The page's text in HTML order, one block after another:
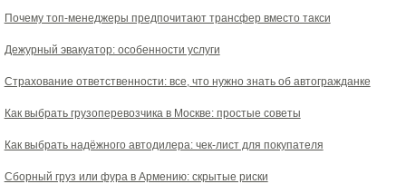
Почему топ-менеджеры предпочитают трансфер вместо такси
Дежурный эвакуатор: особенности услуги
Страхование ответственности: все, что нужно знать об автогражданке
Как выбрать грузоперевозчика в Москве: простые советы
Как выбрать надёжного автодилера: чек-лист для покупателя
Сборный груз или фура в Армению: скрытые риски